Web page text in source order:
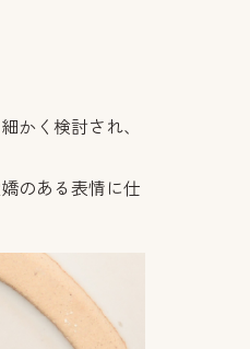
かく検討され、
のある表情に仕